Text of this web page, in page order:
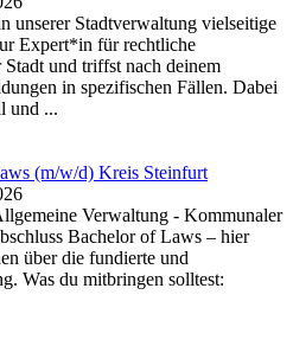
unserer Stadtverwaltung vielseitige
Expert*in für rechtliche
und triffst nach deinem
in spezifischen Fällen. Dabei
und ...
(m/w/d) Kreis Steinfurt
Verwaltung - Kommunaler
Bachelor of Laws – hier
über die fundierte und
Was du mitbringen solltest: